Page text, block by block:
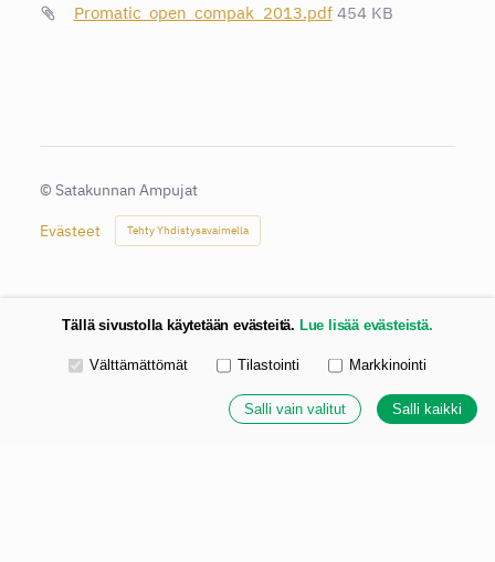
Promatic_open_compak_2013.pdf 454 KB
© Satakunnan Ampujat
Evästeet Tehty Yhdistysavaimella
Tällä sivustolla käytetään evästeitä. Lue lisää evästeistä.
Valitse käytettävät evästeet
Välttämättömät Tilastointi Markkinointi
Salli vain valitut Salli kaikki